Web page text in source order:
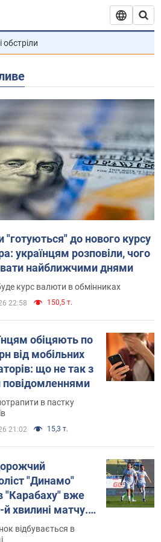
обстріли
"готуються" до нового курсу
українцям розповіли, чого
найближчими днями
курс валюти в обмінниках
22:58 150,5 т.
обіцяють по
від мобільних
що не так з
в пастку
21:02 15,3 т.
"Динамо"
"Карабаху" вже
й хвилині матчу.
відбувається в